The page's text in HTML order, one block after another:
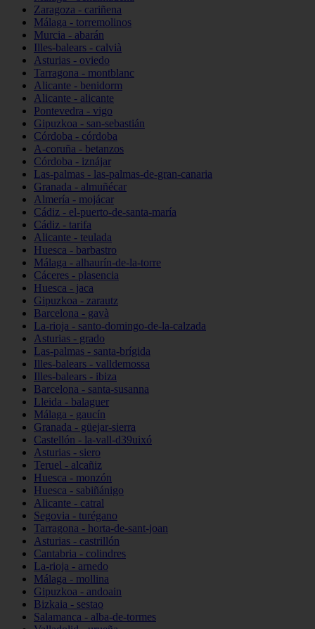
Zaragoza - cariñena
Málaga - torremolinos
Murcia - abarán
Illes-balears - calvià
Asturias - oviedo
Tarragona - montblanc
Alicante - benidorm
Alicante - alicante
Pontevedra - vigo
Gipuzkoa - san-sebastián
Córdoba - córdoba
A-coruña - betanzos
Córdoba - iznájar
Las-palmas - las-palmas-de-gran-canaria
Granada - almuñécar
Almería - mojácar
Cádiz - el-puerto-de-santa-maría
Cádiz - tarifa
Alicante - teulada
Huesca - barbastro
Málaga - alhaurín-de-la-torre
Cáceres - plasencia
Huesca - jaca
Gipuzkoa - zarautz
Barcelona - gavà
La-rioja - santo-domingo-de-la-calzada
Asturias - grado
Las-palmas - santa-brígida
Illes-balears - valldemossa
Illes-balears - ibiza
Barcelona - santa-susanna
Lleida - balaguer
Málaga - gaucín
Granada - güejar-sierra
Castellón - la-vall-d39uixó
Asturias - siero
Teruel - alcañiz
Huesca - monzón
Huesca - sabiñánigo
Alicante - catral
Segovia - turégano
Tarragona - horta-de-sant-joan
Asturias - castrillón
Cantabria - colindres
La-rioja - arnedo
Málaga - mollina
Gipuzkoa - andoain
Bizkaia - sestao
Salamanca - alba-de-tormes